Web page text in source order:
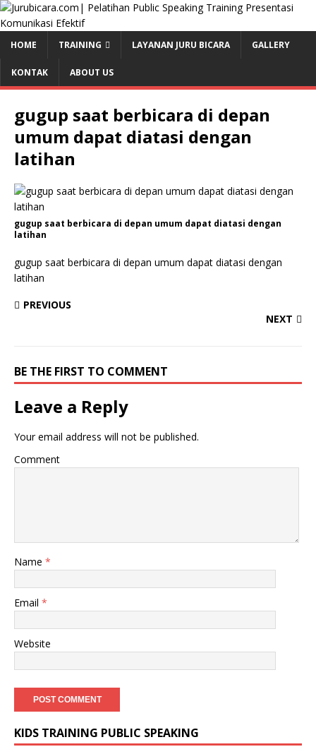
HOME TRAINING LAYANAN JURU BICARA GALLERY
KONTAK ABOUT US
gugup saat berbicara di depan
umum dapat diatasi dengan
latihan
gugup saat berbicara di depan umum dapat diatasi dengan
latihan
gugup saat berbicara di depan umum dapat diatasi dengan
latihan
PREVIOUS
NEXT
BE THE FIRST TO COMMENT
Leave a Reply
Your email address will not be published.
Comment
Name *
Email *
Website
KIDS TRAINING PUBLIC SPEAKING